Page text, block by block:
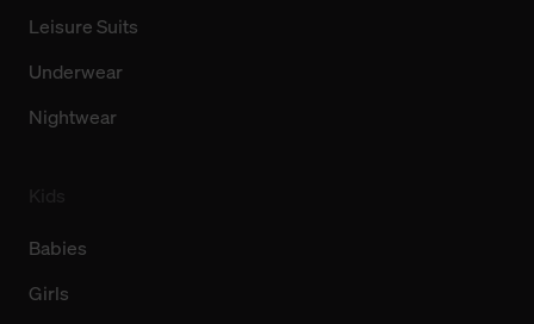
Leisure Suits
Underwear
Nightwear
Babies
Girls